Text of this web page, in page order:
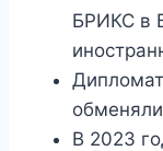
БРИКС в
В 2023